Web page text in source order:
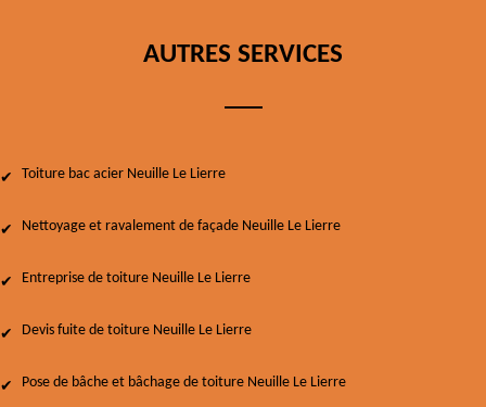
AUTRES SERVICES
Toiture bac acier Neuille Le Lierre
Nettoyage et ravalement de façade Neuille Le Lierre
Entreprise de toiture Neuille Le Lierre
Devis fuite de toiture Neuille Le Lierre
Pose de bâche et bâchage de toiture Neuille Le Lierre